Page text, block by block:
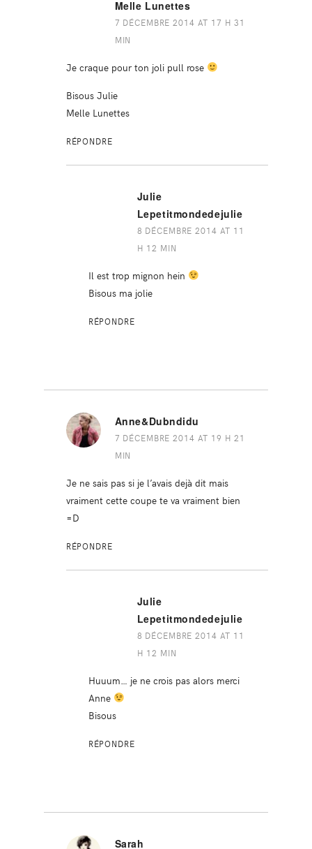
Melle Lunettes
7 DÉCEMBRE 2014 AT 17 H 31
MIN
Je craque pour ton joli pull rose
Bisous Julie
Melle Lunettes
RÉPONDRE
Julie
Lepetitmondedejulie
8 DÉCEMBRE 2014 AT 11
H 12 MIN
Il est trop mignon hein
Bisous ma jolie
RÉPONDRE
Anne&Dubndidu
7 DÉCEMBRE 2014 AT 19 H 21
MIN
Je ne sais pas si je l’avais dejà dit mais
vraiment cette coupe te va vraiment bien
=D
RÉPONDRE
Julie
Lepetitmondedejulie
8 DÉCEMBRE 2014 AT 11
H 12 MIN
Huuum… je ne crois pas alors merci
Anne
Bisous
RÉPONDRE
Sarah